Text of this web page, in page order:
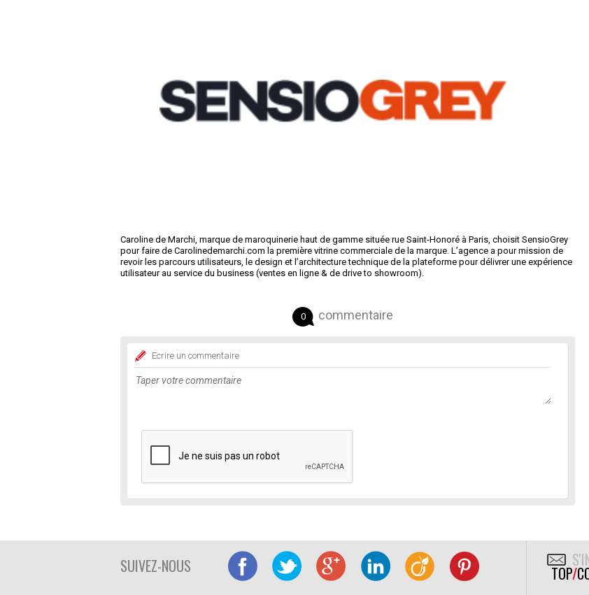
Caroline de Marchi, marque de maroquinerie haut de gamme située rue Saint-Honoré à Paris, choisit SensioGrey
pour faire de Carolinedemarchi.com la première vitrine commerciale de la marque. L’agence a pour mission de
revoir les parcours utilisateurs, le design et l’architecture technique de la plateforme pour délivrer une expérience
utilisateur au service du business (ventes en ligne & de drive to showroom).
0 commentaire
Ecrire un commentaire
SUIVEZ-NOUS TOP/